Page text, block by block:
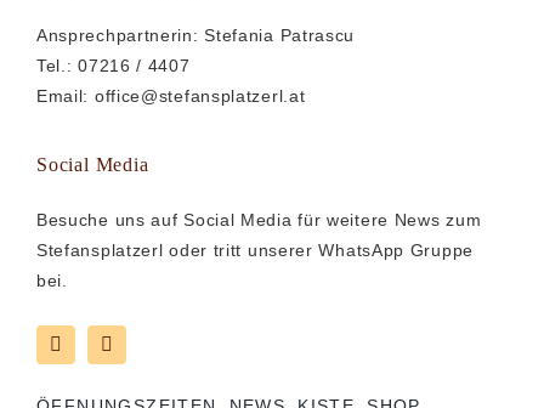
Ansprechpartnerin: Stefania Patrascu
Tel.: 07216 / 4407
Email: office@stefansplatzerl.at
Social Media
Besuche uns auf Social Media für weitere News zum
Stefansplatzerl oder tritt unserer WhatsApp Gruppe
bei.